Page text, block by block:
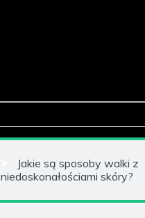
Jakie są sposoby walki z
niedoskonałościami skóry?